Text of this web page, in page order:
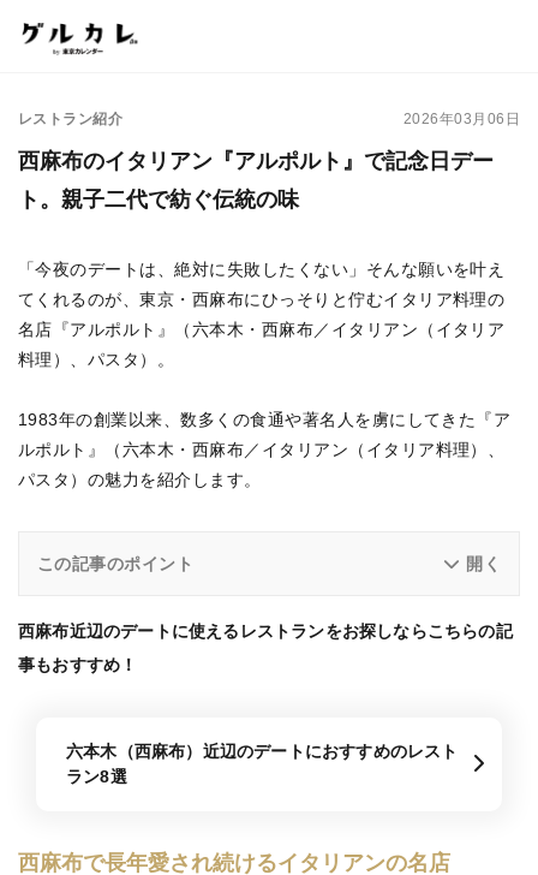
レストラン紹介 2026年03月06日
西麻布のイタリアン『アルポルト』で記念日デー
ト。親子二代で紡ぐ伝統の味
「今夜のデートは、絶対に失敗したくない」そんな願いを叶え
てくれるのが、東京・西麻布にひっそりと佇むイタリア料理の
名店『アルポルト』（六本木・西麻布／イタリアン（イタリア
料理）、パスタ）。
1983年の創業以来、数多くの食通や著名人を虜にしてきた『ア
ルポルト』（六本木・西麻布／イタリアン（イタリア料理）、
パスタ）の魅力を紹介します。
この記事のポイント
西麻布近辺のデートに使えるレストランをお探しならこちらの記
事もおすすめ！
六本木（西麻布）近辺のデートにおすすめのレスト
ラン8選
西麻布で長年愛され続けるイタリアンの名店